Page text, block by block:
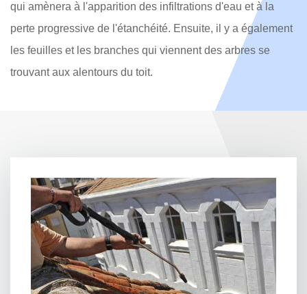
qui amènera à l'apparition des infiltrations d'eau et à la
perte progressive de l'étanchéité. Ensuite, il y a également
les feuilles et les branches qui viennent des arbres se
trouvant aux alentours du toit.